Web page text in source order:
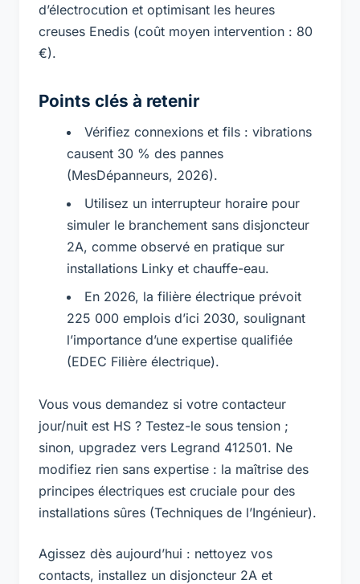
d’électrocution et optimisant les heures
creuses Enedis (coût moyen intervention : 80
€).
Points clés à retenir
Vérifiez connexions et fils : vibrations
causent 30 % des pannes
(MesDépanneurs, 2026).
Utilisez un interrupteur horaire pour
simuler le branchement sans disjoncteur
2A, comme observé en pratique sur
installations Linky et chauffe-eau.
En 2026, la filière électrique prévoit
225 000 emplois d’ici 2030, soulignant
l’importance d’une expertise qualifiée
(EDEC Filière électrique).
Vous vous demandez si votre contacteur
jour/nuit est HS ? Testez-le sous tension ;
sinon, upgradez vers Legrand 412501. Ne
modifiez rien sans expertise : la maîtrise des
principes électriques est cruciale pour des
installations sûres (Techniques de l’Ingénieur).
Agissez dès aujourd’hui : nettoyez vos
contacts, installez un disjoncteur 2A et